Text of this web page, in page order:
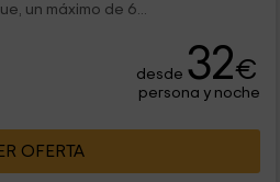
un máximo de 6...
desde 32€
persona y noche
OFERTA